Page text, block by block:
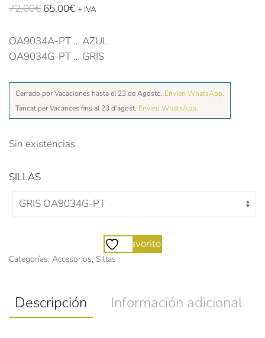
72,00€ El
original
era:
65,00€El
actual
es:
+ IVA
OA9034A-PT … AZUL
OA9034G-PT … GRIS
Cerrado por Vacaciones hasta el 23 de Agosto. Envien WhatsApp.
Tancat per Vacances fins al 23 d'agost. Envieu WhatsApp.
Sin existencias
SILLAS
Favorito
Categorías: Accesorios, Sillas
Descripción Información adicional